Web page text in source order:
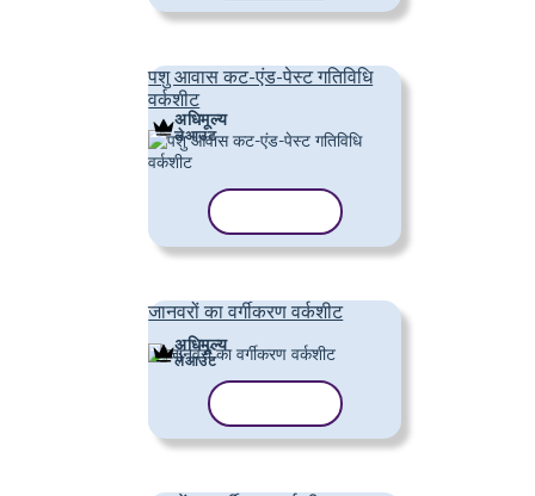
पशु आवास कट-एंड-पेस्ट गतिविधि
वर्कशीट
अधिमूल्य
लेआउट
जानवरों का वर्गीकरण वर्कशीट
अधिमूल्य
लेआउट